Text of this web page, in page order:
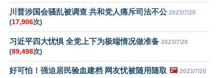
川普涉国会骚乱被调查 共和党人痛斥司法不公 2023/7/20
(17,906次)
习近平四大忧惧 全党上下为极端情况做准备 2023/7/20
(89,498次)
好可怕！强迫居民验血建档 网友忧被随用随取 🖼️ 2023/7/20